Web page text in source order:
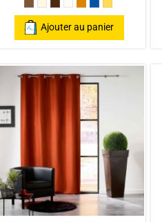
TaupeMasticChocolat
Naturel
Poterie
Pétrole
ocre
Ajouter au panier